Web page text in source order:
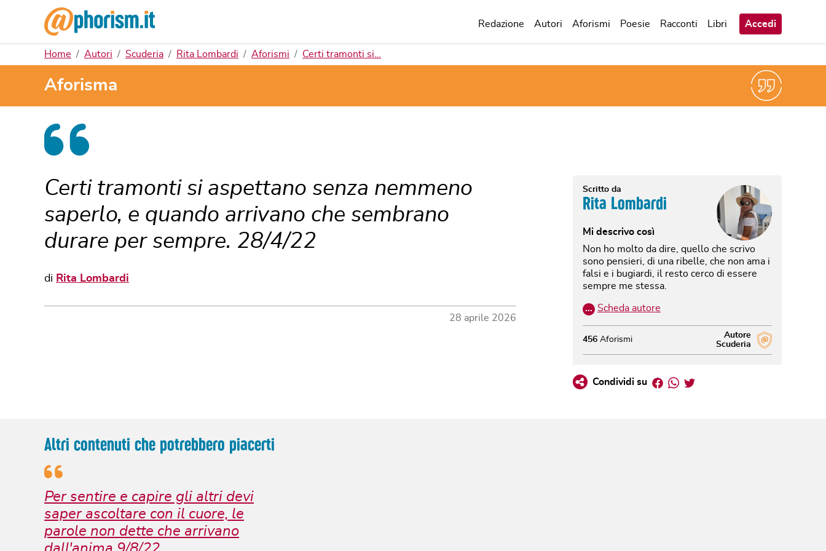
Redazione Autori Aforismi Poesie Racconti Libri Accedi
Home Autori Scuderia Rita Lombardi Aforismi Certi tramonti si…
Aforisma
Certi tramonti si aspettano senza nemmeno
saperlo, e quando arrivano che sembrano
durare per sempre. 28/4/22
di Rita Lombardi
28 aprile 2026
Scritto da
Rita Lombardi
Mi descrivo così
Non ho molto da dire, quello che scrivo
sono pensieri, di una ribelle, che non ama i
falsi e i bugiardi, il resto cerco di essere
sempre me stessa.
… Scheda autore
Autore
Scuderia
456 Aforismi
Condividi su Facebook
Whatsapp
Twitter
Altri contenuti che potrebbero piacerti
Per sentire e capire gli altri devi
saper ascoltare con il cuore, le
parole non dette che arrivano